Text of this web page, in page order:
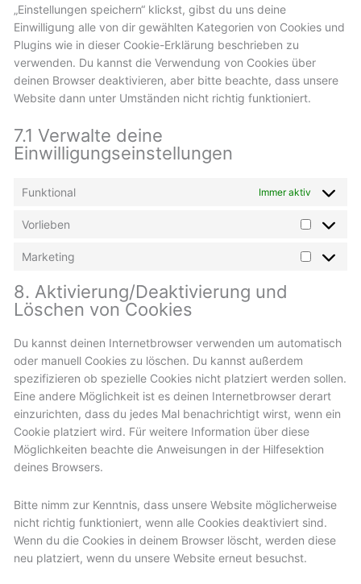
„Einstellungen speichern“ klickst, gibst du uns deine
Einwilligung alle von dir gewählten Kategorien von Cookies und
Plugins wie in dieser Cookie-Erklärung beschrieben zu
verwenden. Du kannst die Verwendung von Cookies über
deinen Browser deaktivieren, aber bitte beachte, dass unsere
Website dann unter Umständen nicht richtig funktioniert.
7.1 Verwalte deine
Einwilligungseinstellungen
Funktional Immer aktiv
Vorlieben
Marketing
8. Aktivierung/Deaktivierung und
Löschen von Cookies
Du kannst deinen Internetbrowser verwenden um automatisch
oder manuell Cookies zu löschen. Du kannst außerdem
spezifizieren ob spezielle Cookies nicht platziert werden sollen.
Eine andere Möglichkeit ist es deinen Internetbrowser derart
einzurichten, dass du jedes Mal benachrichtigt wirst, wenn ein
Cookie platziert wird. Für weitere Information über diese
Möglichkeiten beachte die Anweisungen in der Hilfesektion
deines Browsers.
Bitte nimm zur Kenntnis, dass unsere Website möglicherweise
nicht richtig funktioniert, wenn alle Cookies deaktiviert sind.
Wenn du die Cookies in deinem Browser löscht, werden diese
neu platziert, wenn du unsere Website erneut besuchst.